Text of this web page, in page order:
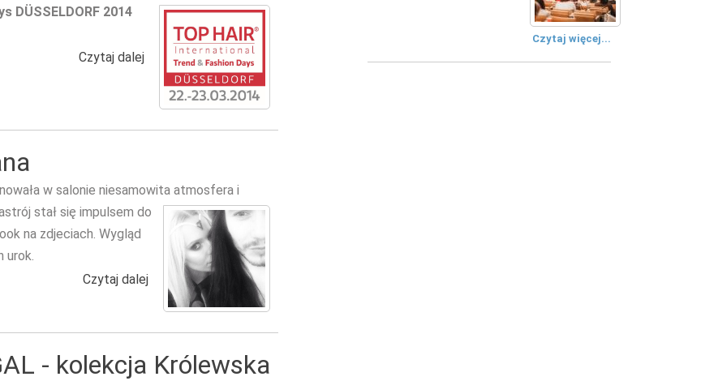
Czytaj więcej...
DÜSSELDORF 2014
Czytaj dalej wpis TOP HAIR International Trend & Fashion Days DÜSSELDORF 2014
w salonie niesamowita atmosfera i
stał się impulsem do
na zdjeciach. Wygląd
urok.
Czytaj dalej wpis Doda w salonie u Kajetana
- kolekcja Królewska